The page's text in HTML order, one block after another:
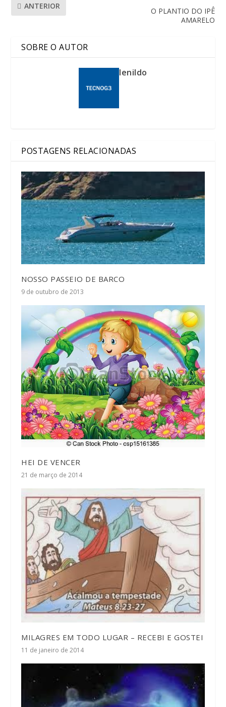
ANTERIOR
O PLANTIO DO IPÊ
AMARELO
SOBRE O AUTOR
lenildo
POSTAGENS RELACIONADAS
NOSSO PASSEIO DE BARCO
9 de outubro de 2013
HEI DE VENCER
21 de março de 2014
MILAGRES EM TODO LUGAR – RECEBI E GOSTEI
11 de janeiro de 2014